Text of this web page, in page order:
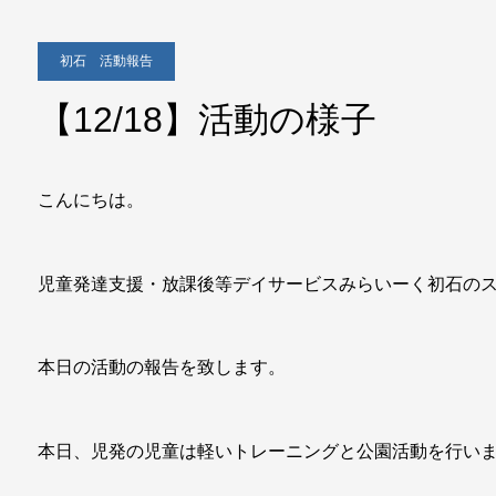
初石 活動報告
【12/18】活動の様子
こんにちは。
児童発達支援・放課後等デイサービスみらいーく初石の
本日の活動の報告を致します。
本日、児発の児童は軽いトレーニングと公園活動を行いま